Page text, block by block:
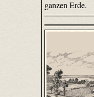
ganzen Erde.